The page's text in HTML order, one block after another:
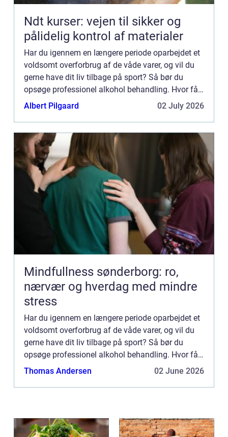
Ndt kurser: vejen til sikker og
pålidelig kontrol af materialer
Har du igennem en længere periode oparbejdet et
voldsomt overforbrug af de våde varer, og vil du
gerne have dit liv tilbage på sport? Så bør du
opsøge professionel alkohol behandling. Hvor får
jeg den bedste alkoholbehandling? Hvis du vil
Albert Pilgaard 02 July 2026
Mindfullness sønderborg: ro,
nærvær og hverdag med mindre
stress
Har du igennem en længere periode oparbejdet et
voldsomt overforbrug af de våde varer, og vil du
gerne have dit liv tilbage på sport? Så bør du
opsøge professionel alkohol behandling. Hvor får
jeg den bedste alkoholbehandling? Hvis du vil
Thomas Andersen 02 June 2026